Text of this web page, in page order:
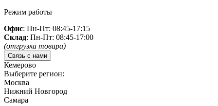
Режим работы
Офис: Пн-Пт: 08:45-17:15
Склад: Пн-Пт: 08:45-17:00
(отгрузка товара)
Связь с нами
Кемерово
Выберите регион:
Москва
Нижний Новгород
Самара